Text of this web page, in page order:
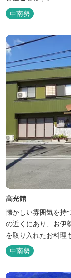
中南勢
高光館
懐かしい雰囲気を持
の近くにあり、お伊
を取り入れたお料理
中南勢